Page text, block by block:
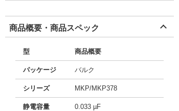
商品概要・商品スペック
型 商品概要
パッケージ バルク
シリーズ MKP/MKP378
静電容量 0.033 µF